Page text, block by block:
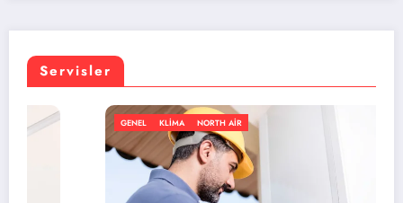
Servisler
GENEL NORTH AIR